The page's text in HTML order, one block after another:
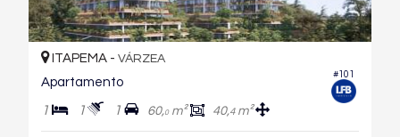
#101
ITAPEMA - VÁRZEA
Apartamento
1 1 1 60,0m² 40,4m²